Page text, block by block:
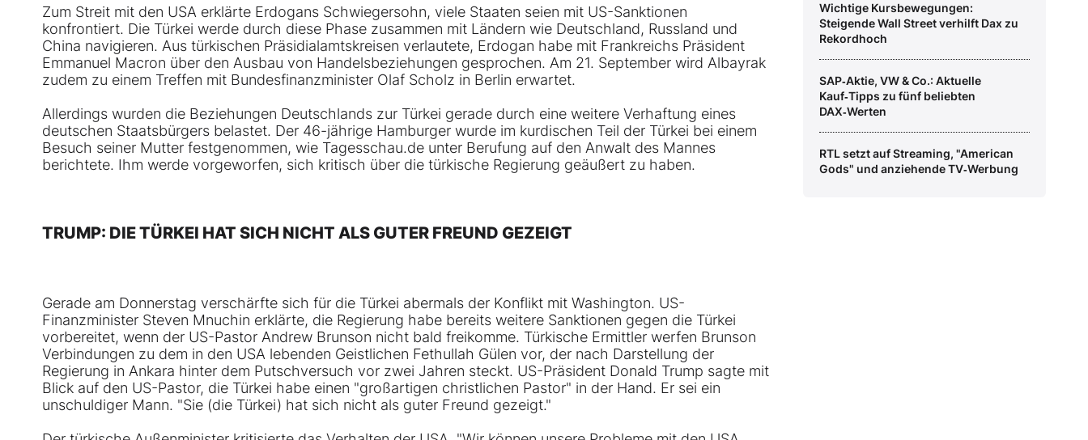
Zum Streit mit den USA erklärte Erdogans Schwiegersohn, viele Staaten seien mit US-Sanktionen
konfrontiert. Die Türkei werde durch diese Phase zusammen mit Ländern wie Deutschland, Russland und
China navigieren. Aus türkischen Präsidialamtskreisen verlautete, Erdogan habe mit Frankreichs Präsident
Emmanuel Macron über den Ausbau von Handelsbeziehungen gesprochen. Am 21. September wird Albayrak
zudem zu einem Treffen mit Bundesfinanzminister Olaf Scholz in Berlin erwartet.
Allerdings wurden die Beziehungen Deutschlands zur Türkei gerade durch eine weitere Verhaftung eines
deutschen Staatsbürgers belastet. Der 46-jährige Hamburger wurde im kurdischen Teil der Türkei bei einem
Besuch seiner Mutter festgenommen, wie Tagesschau.de unter Berufung auf den Anwalt des Mannes
berichtete. Ihm werde vorgeworfen, sich kritisch über die türkische Regierung geäußert zu haben.
TRUMP: DIE TÜRKEI HAT SICH NICHT ALS GUTER FREUND GEZEIGT
Gerade am Donnerstag verschärfte sich für die Türkei abermals der Konflikt mit Washington. US-
Finanzminister Steven Mnuchin erklärte, die Regierung habe bereits weitere Sanktionen gegen die Türkei
vorbereitet, wenn der US-Pastor Andrew Brunson nicht bald freikomme. Türkische Ermittler werfen Brunson
Verbindungen zu dem in den USA lebenden Geistlichen Fethullah Gülen vor, der nach Darstellung der
Regierung in Ankara hinter dem Putschversuch vor zwei Jahren steckt. US-Präsident Donald Trump sagte mit
Blick auf den US-Pastor, die Türkei habe einen "großartigen christlichen Pastor" in der Hand. Er sei ein
unschuldiger Mann. "Sie (die Türkei) hat sich nicht als guter Freund gezeigt."
Wichtige Kursbewegungen:
Steigende Wall Street verhilft Dax zu
Rekordhoch
SAP‑Aktie, VW & Co.: Aktuelle
Kauf‑Tipps zu fünf beliebten
DAX‑Werten
RTL setzt auf Streaming, "American
Gods" und anziehende TV‑Werbung